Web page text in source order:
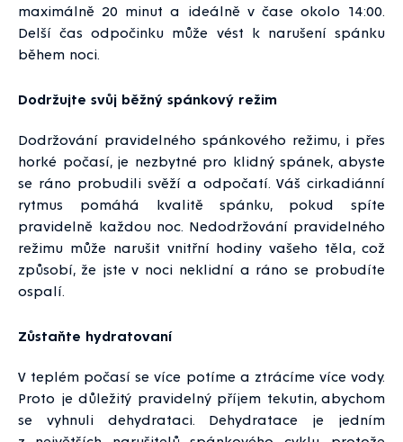
maximálně 20 minut a ideálně v čase okolo 14:00.
Delší čas odpočinku může vést k narušení spánku
během noci.
Dodržujte svůj běžný spánkový režim
Dodržování pravidelného spánkového režimu, i přes
horké počasí, je nezbytné pro klidný spánek, abyste
se ráno probudili svěží a odpočatí. Váš cirkadiánní
rytmus pomáhá kvalitě spánku, pokud spíte
pravidelně každou noc. Nedodržování pravidelného
režimu může narušit vnitřní hodiny vašeho těla, což
způsobí, že jste v noci neklidní a ráno se probudíte
ospalí.
Zůstaňte hydratovaní
V teplém počasí se více potíme a ztrácíme více vody.
Proto je důležitý pravidelný příjem tekutin, abychom
se vyhnuli dehydrataci. Dehydratace je jedním